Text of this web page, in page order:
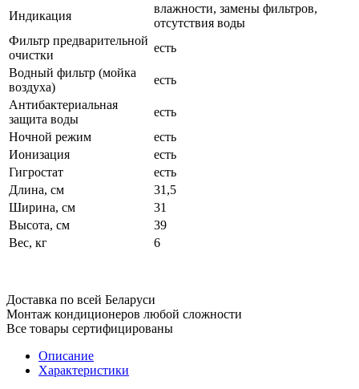
Индикация
влажности, замены фильтров,
отсутствия воды
Фильтр предварительной
очистки
есть
Водный фильтр (мойка
воздуха)
есть
Антибактериальная
защита воды
есть
Ночной режим
есть
Ионизация
есть
Гигростат
есть
Длина, см
31,5
Ширина, см
31
Высота, см
39
Вес, кг
6
Доставка по всей Беларуси
Монтаж кондиционеров любой сложности
Все товары сертифицированы
Описание
Характеристики